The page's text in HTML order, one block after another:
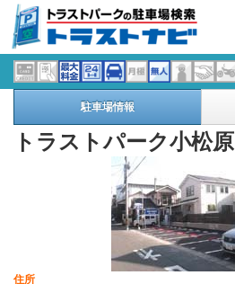
駐車場情報
トラストパーク小松原
住所